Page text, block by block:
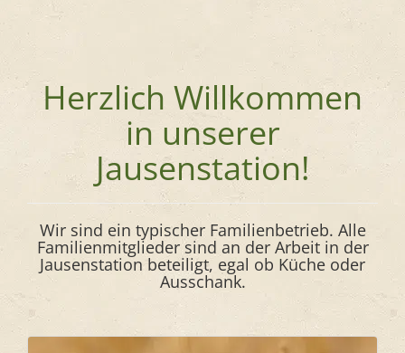
Herzlich Willkommen
in unserer
Jausenstation!
Wir sind ein typischer Familienbetrieb. Alle
Familienmitglieder sind an der Arbeit in der
Jausenstation beteiligt, egal ob Küche oder
Ausschank.